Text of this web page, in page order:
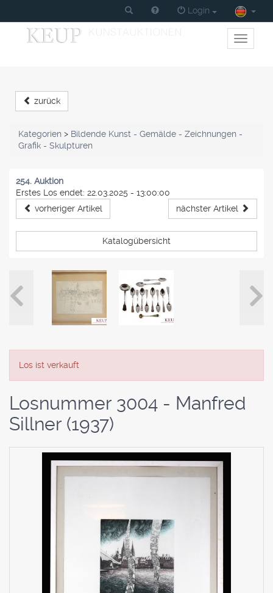
Login
Toggle
primary
zurück
Kategorien > Bildende Kunst - Gemälde - Zeichnungen -
Grafik - Skulpturen
254. Auktion
Erstes Los endet: 22.03.2025 - 13:00:00
vorheriger Artikel
nächster Artikel
Katalogübersicht
Los ist verkauft
Losnummer 3004 - Manfred
Sillner (1937)